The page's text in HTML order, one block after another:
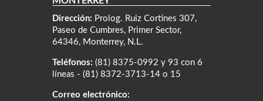
Dirección: Prolog. Ruiz Cortines 307,
Paseo de Cumbres, Primer Sector,
64346, Monterrey, N.L.
Teléfonos: (81) 8375-0992 y 93 con 6
líneas - (81) 8372-3713-14 o 15
Correo electrónico: